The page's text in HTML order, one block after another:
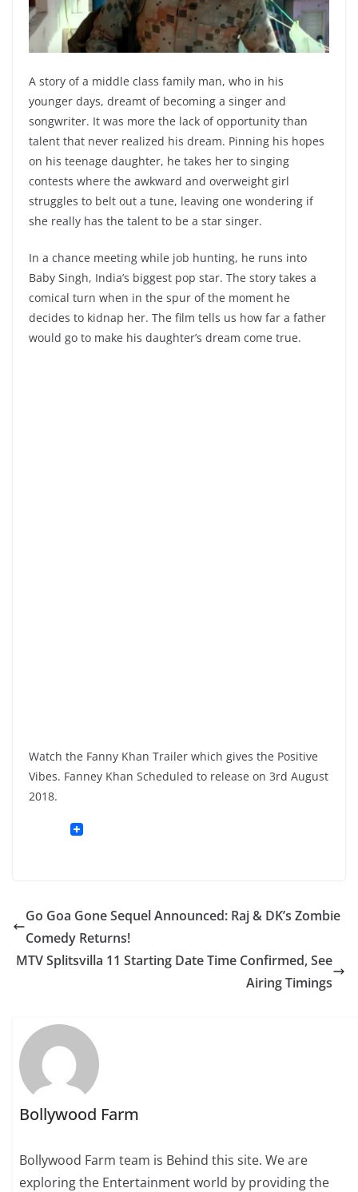
A story of a middle class family man, who in his
younger days, dreamt of becoming a singer and
songwriter. It was more the lack of opportunity than
talent that never realized his dream. Pinning his hopes
on his teenage daughter, he takes her to singing
contests where the awkward and overweight girl
struggles to belt out a tune, leaving one wondering if
she really has the talent to be a star singer.
In a chance meeting while job hunting, he runs into
Baby Singh, India’s biggest pop star. The story takes a
comical turn when in the spur of the moment he
decides to kidnap her. The film tells us how far a father
would go to make his daughter’s dream come true.
Watch the Fanny Khan Trailer which gives the Positive
Vibes. Fanney Khan Scheduled to release on 3rd August
2018.
Go Goa Gone Sequel Announced: Raj & DK’s Zombie
Comedy Returns!
MTV Splitsvilla 11 Starting Date Time Confirmed, See
Airing Timings
Bollywood Farm
Bollywood Farm team is Behind this site. We are
exploring the Entertainment world by providing the